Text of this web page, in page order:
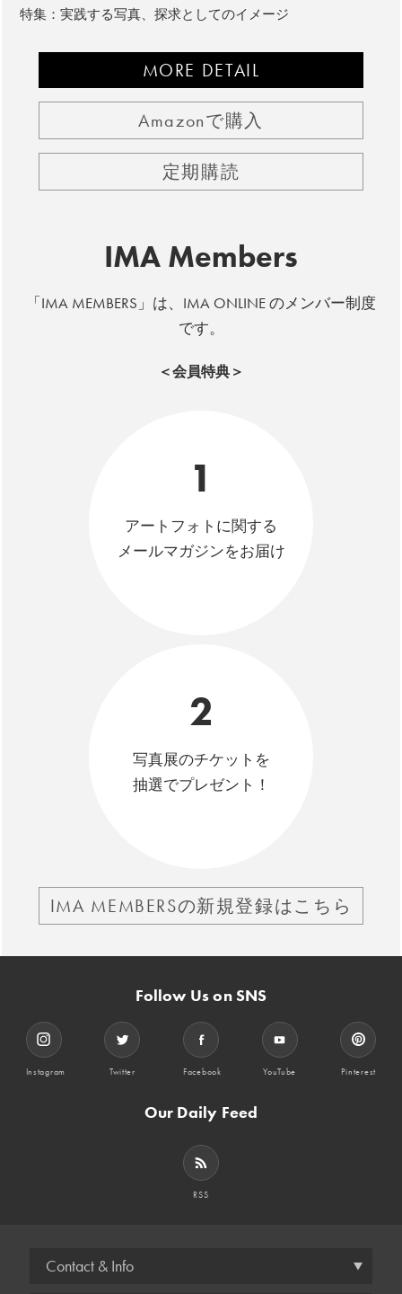
特集：実践する写真、探求としてのイメージ
MORE DETAIL
Amazonで購入
定期購読
IMA Members
「IMA MEMBERS」は、IMA ONLINE のメンバー制度
です。
＜会員特典＞
1
アートフォトに関する
メールマガジンをお届け
2
写真展のチケットを
抽選でプレゼント！
IMA MEMBERSの新規登録はこちら
Follow Us on SNS
Instagram Twitter Facebook YouTube Pinterest
Our Daily Feed
RSS
Contact & Info